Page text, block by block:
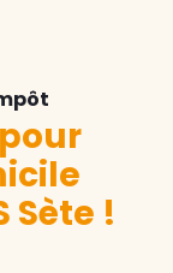
Sète !